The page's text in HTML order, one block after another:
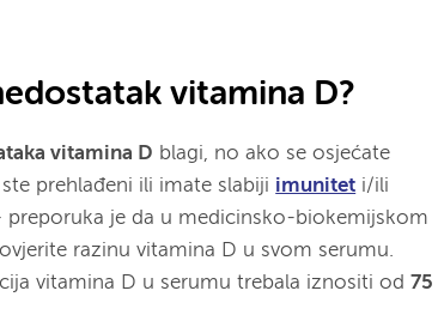
vitamina D?
vitamina D blagi, no ako se osjećate
prehlađeni ili imate slabiji imunitet i/ili
preporuka je da u medicinsko-biokemijskom
razinu vitamina D u svom serumu.
vitamina D u serumu trebala iznositi od75